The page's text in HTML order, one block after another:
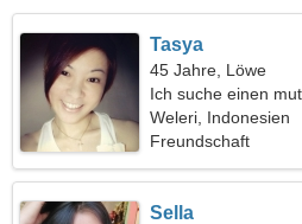
Tasya
45 Jahre, Löwe
Ich suche einen
Wanderung
Weleri, Indonesien
Freundschaft
Sella